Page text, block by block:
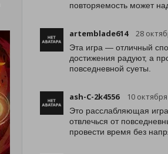
повторяемость может
artemblade614 28
Эта игра — отличный
достижения радуют, а
повседневной суеты.
ash-C-2k4556 10
Это расслабляющая
отвлечься от
провести время без